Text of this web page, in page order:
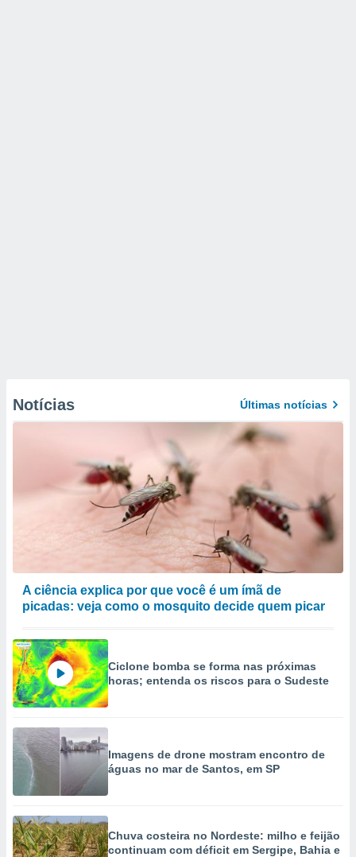
Notícias Últimas notícias
A ciência explica por que você é um ímã de
picadas: veja como o mosquito decide quem picar
Ciclone bomba se forma nas próximas
horas; entenda os riscos para o Sudeste
Imagens de drone mostram encontro de
águas no mar de Santos, em SP
Chuva costeira no Nordeste: milho e feijão
continuam com déficit em Sergipe, Bahia e